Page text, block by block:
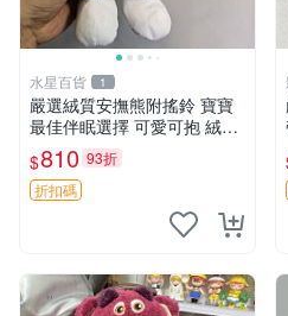
水星百貨 1
嚴選絨質安撫熊附搖鈴 寶寶
最佳伴眠選擇 可愛可抱 絨毛
玩具 安撫熊 嬰兒用
$810 93折
折扣碼